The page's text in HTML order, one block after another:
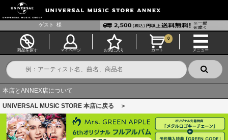
ゲスト 様
商品を探す マイページ お気に入り カート
0
メニュー
本店とANNEX店について
UNIVERSAL MUSIC STORE 本店に戻る ＞